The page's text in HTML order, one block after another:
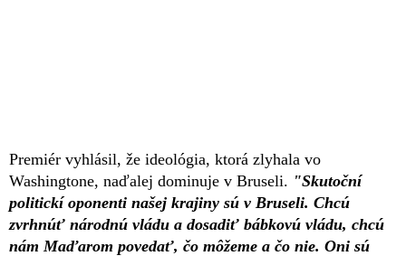
Premiér vyhlásil, že ideológia, ktorá zlyhala vo
Washingtone, naďalej dominuje v Bruseli. "Skutoční
politickí oponenti našej krajiny sú v Bruseli. Chcú
zvrhnúť národnú vládu a dosadiť bábkovú vládu, chcú
nám Maďarom povedať, čo môžeme a čo nie. Oni sú